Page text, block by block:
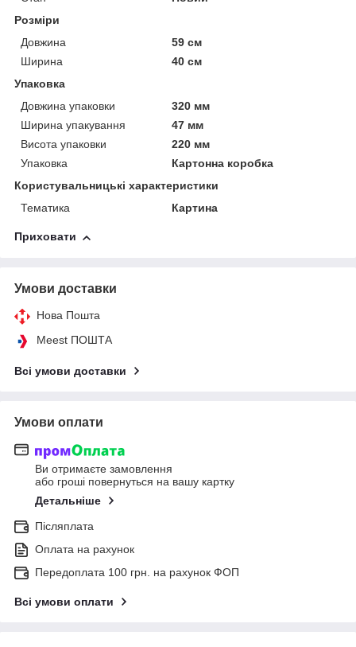
Розміри
Довжина
59 см
Ширина
40 см
Упаковка
Довжина упаковки
320 мм
Ширина упакування
47 мм
Висота упаковки
220 мм
Упаковка
Картонна коробка
Користувальницькі характеристики
Тематика
Картина
Приховати
Умови доставки
Нова Пошта
Meest ПОШТА
Всі умови доставки
Умови оплати
Ви отримаєте замовлення
або гроші повернуться на вашу картку
Детальніше
Післяплата
Оплата на рахунок
Передоплата 100 грн. на рахунок ФОП
Всі умови оплати